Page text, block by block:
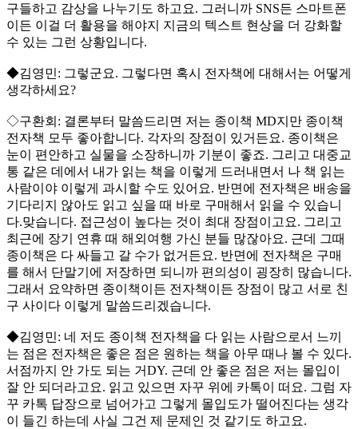
구들하고 감상을 나누기도 하고요. 그러니까 SNS든 스마트폰
이든 이걸 더 활용을 해야지 지금의 텍스트 현상을 더 강화할
수 있는 그런 상황입니다.
◆김영민: 그렇군요. 그렇다면 혹시 전자책에 대해서는 어떻게
생각하세요?
◇구환회: 결론부터 말씀드리면 저는 종이책 MD지만 종이책
전자책 모두 좋아합니다. 각자의 장점이 있거든요. 종이책은
눈이 편안하고 실물을 소장하니까 기분이 좋죠. 그리고 대중교
통 같은 데에서 내가 읽는 책을 이렇게 드러내면서 나 책 읽는
사람이야 이렇게 과시할 수도 있어요. 반면에 전자책은 배송을
기다리지 않아도 읽고 싶을 때 바로 구매해서 읽을 수 있습니
다.맞습니다. 접근성이 높다는 것이 최대 장점이고요. 그리고
최근에 장기 연휴 때 해외여행 가신 분들 많잖아요. 근데 그때
종이책은 다 싸들고 갈 수가 없거든요. 반면에 전자책은 구매
를 해서 단말기에 저장하면 되니까 편의성이 굉장히 많습니다.
그래서 요약하면 종이책이든 전자책이든 장점이 많고 서로 친
구 사이다 이렇게 말씀드리겠습니다.
◆김영민: 네 저도 종이책 전자책을 다 읽는 사람으로서 느끼
는 점은 전자책은 좋은 점은 원하는 책을 아무 때나 볼 수 있다.
서점까지 안 가도 되는 거DY. 근데 안 좋은 점은 저는 몰입이
잘 안 되더라고요. 읽고 있으면 자꾸 위에 카톡이 떠요. 그럼 자
꾸 카톡 답장으로 넘어가고 그렇게 몰입도가 떨어진다는 생각
이 들긴 하는데 사실 그건 제 문제인 것 같기도 하고요.